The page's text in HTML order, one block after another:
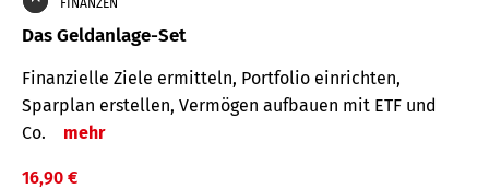
Das Geldanlage-Set
Finanzielle Ziele ermitteln, Portfolio einrichten,
Sparplan erstellen, Vermögen aufbauen mit ETF und
Co.
mehr
16,90 €